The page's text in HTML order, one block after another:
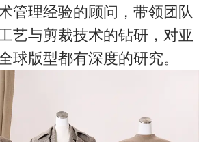
管理经验的顾问，带领团队
艺与剪裁技术的钻研，对亚
球版型都有深度的研究。